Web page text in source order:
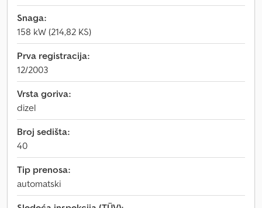
Snaga:
158 kW (214,82 KS)
Prva registracija:
12/2003
Vrsta goriva:
dizel
Broj sedišta:
40
Tip prenosa:
automatski